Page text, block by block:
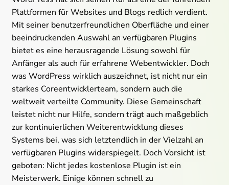
Plattformen für Websites und Blogs redlich verdient.
Mit seiner benutzerfreundlichen Oberfläche und einer
beeindruckenden Auswahl an verfügbaren Plugins
bietet es eine herausragende Lösung sowohl für
Anfänger als auch für erfahrene Webentwickler. Doch
was WordPress wirklich auszeichnet, ist nicht nur ein
starkes Coreentwicklerteam, sondern auch die
weltweit verteilte Community. Diese Gemeinschaft
leistet nicht nur Hilfe, sondern trägt auch maßgeblich
zur kontinuierlichen Weiterentwicklung dieses
Systems bei, was sich letztendlich in der Vielzahl an
verfügbaren Plugins widerspiegelt. Doch Vorsicht ist
geboten: Nicht jedes kostenlose Plugin ist ein
Meisterwerk. Einige können schnell zu